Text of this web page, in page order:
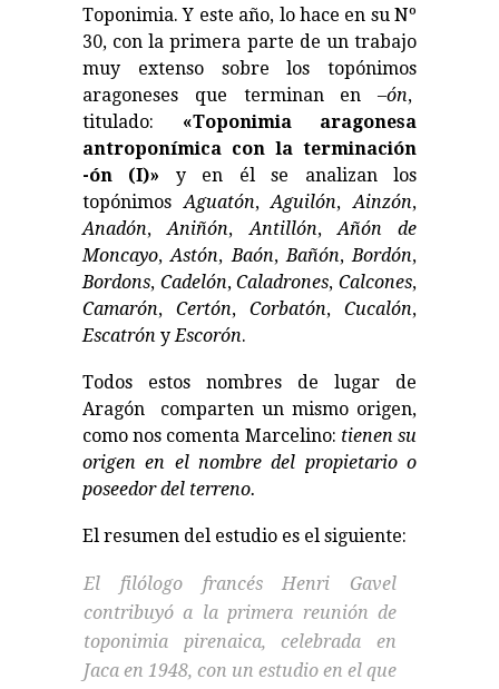
Toponimia. Y este año, lo hace en su Nº
30, con la primera parte de un trabajo
muy extenso sobre los topónimos
aragoneses que terminan en –ón,
titulado: «Toponimia aragonesa
antroponímica con la terminación
-ón (I)» y en él se analizan los
topónimos Aguatón,Aguilón,Ainzón,
Anadón,Aniñón, Antillón, Añón de
Moncayo,Astón, Baón, Bañón, Bordón,
Bordons, Cadelón,Caladrones,Calcones,
Camarón, Certón, Corbatón, Cucalón,
Escatrón y Escorón.
Todos estos nombres de lugar de
Aragón comparten un mismo origen,
como nos comenta Marcelino: tienen su
origen en el nombre del propietario o
poseedor del terreno.
El resumen del estudio es el siguiente:
El filólogo francés Henri Gavel
contribuyó a la primera reunión de
toponimia pirenaica, celebrada en
Jaca en 1948, con un estudio en el que